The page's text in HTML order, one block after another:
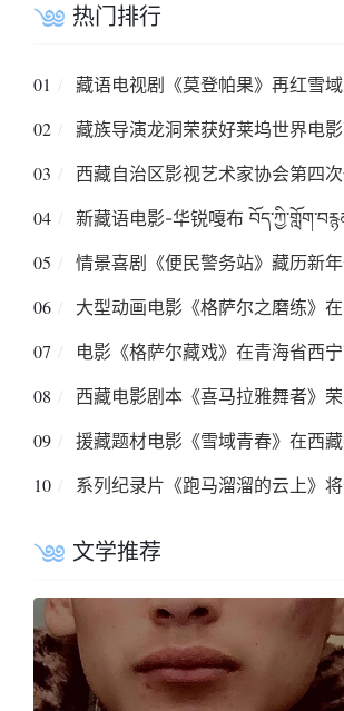
热门排行
01 藏语电视剧《莫登帕果》再红雪
02
03
04
05
06
07 电影《格萨尔藏戏》在青海省西
08
09
10
文学推荐